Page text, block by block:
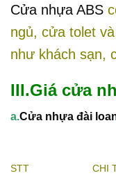
Cửa nhựa ABS
ngủ, cửa tolet
như khách sạn,
III.Giá cửa
a.Cửa nhựa đài
STT CHI